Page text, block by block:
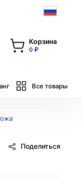
Корзина
0 ₽
Все товары
Поделиться